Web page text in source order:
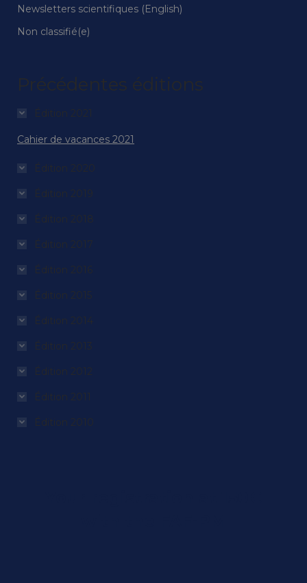
Newsletters scientifiques (English)
Non classifié(e)
Précédentes éditions
Édition 2021
Cahier de vacances 2021
Édition 2020
Édition 2019
Édition 2018
Édition 2017
Édition 2016
Édition 2015
Édition 2014
Édition 2013
Édition 2012
Édition 2011
Édition 2010